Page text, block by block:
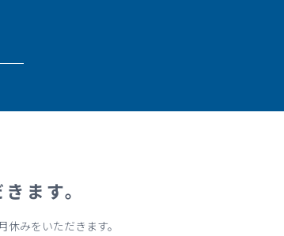
ます。
みをいただきます。